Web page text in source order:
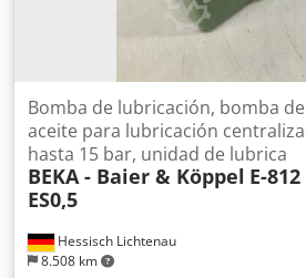
Hessisch Lichtenau
8.508 km
Bomba de lubricación, bomba de
aceite para lubricación
hasta 15 bar, unidad de lubrica
BEKA - Baier & Köppel E-
ES0,5